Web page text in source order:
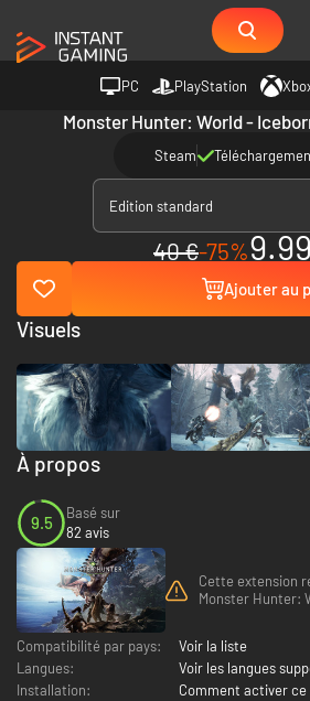
PC PlayStation
Monster Hunter: World -
Steam
Edition standard
40 €-75%
Ajouter au
À propos
9.5
Basé sur
82 avis
Cette extension
Monster Hunter:
Compatibilité par pays:
Voir la liste
Langues:
Voir les langues
Installation:
Comment activer
Visuels